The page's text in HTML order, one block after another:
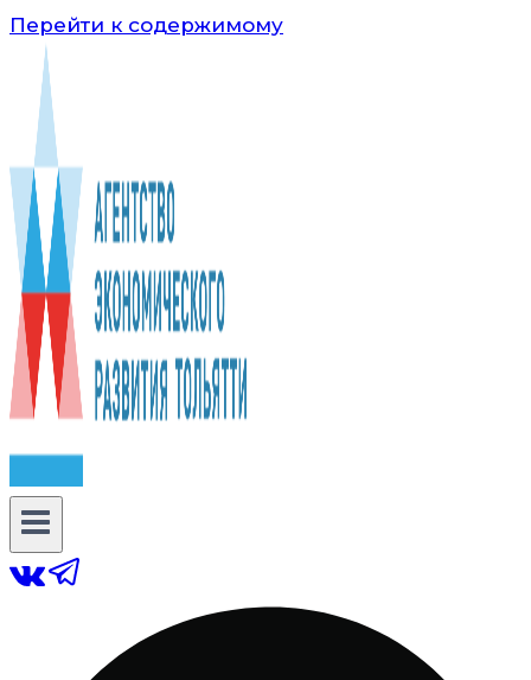
Перейти к содержимому